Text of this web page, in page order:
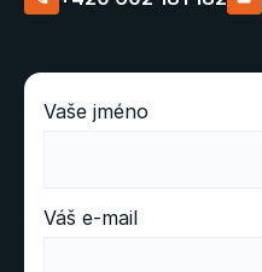
Vaše jméno
Váš e-mail